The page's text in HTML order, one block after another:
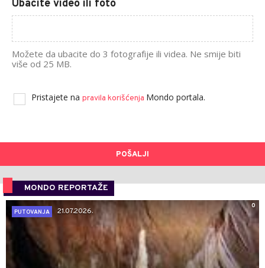
Ubacite video ili foto
Možete da ubacite do 3 fotografije ili videa. Ne smije biti
više od 25 MB.
Pristajete na pravila korišćenja Mondo portala.
POŠALJI
MONDO REPORTAŽE
0
PUTOVANJA
21.07.2026.